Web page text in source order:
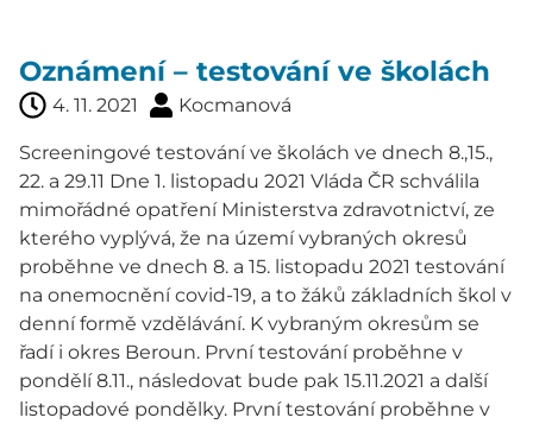
Oznámení – testování ve školách
4. 11. 2021 Kocmanová
Screeningové testování ve školách ve dnech 8.,15.,
22. a 29.11 Dne 1. listopadu 2021 Vláda ČR schválila
mimořádné opatření Ministerstva zdravotnictví, ze
kterého vyplývá, že na území vybraných okresů
proběhne ve dnech 8. a 15. listopadu 2021 testování
na onemocnění covid-19, a to žáků základních škol v
denní formě vzdělávání. K vybraným okresům se
řadí i okres Beroun. První testování proběhne v
pondělí 8.11., následovat bude pak 15.11.2021 a další
listopadové pondělky. První testování proběhne v